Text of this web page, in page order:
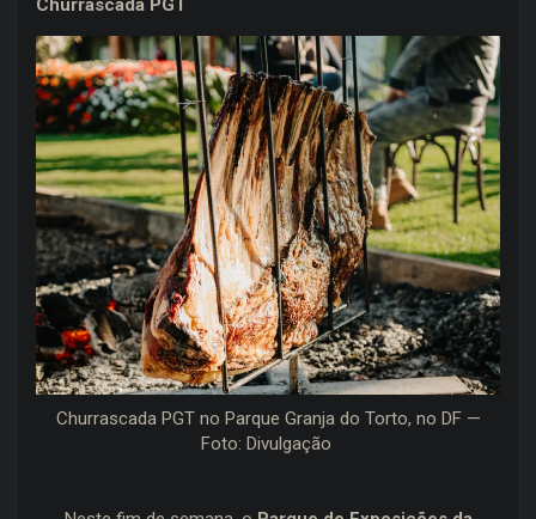
Churrascada PGT
Churrascada PGT no Parque Granja do Torto, no DF —
Foto: Divulgação